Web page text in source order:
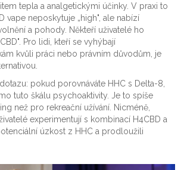
tepla a analgetickými účinky. V praxi to
vape neposkytuje „high", ale nabízí
a pohody. Někteří uživatelé ho
Pro lidi, kteří se vyhýbají
kvůli práci nebo právním důvodům, je
pokud porovnáváte HHC s Delta-8,
tuto škálu psychoaktivity. Je to spíše
než pro rekreační užívání. Nicméně,
experimentují s kombinací H4CBD a
úzkost z HHC a prodloužili